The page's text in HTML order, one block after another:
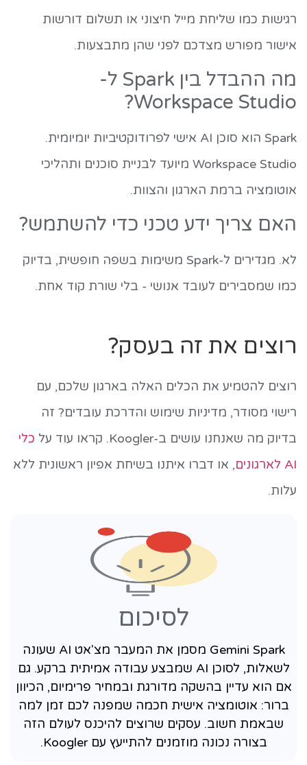
רגישות כמו שליחת מייל חיצוני או תשלום דורשות
אישור מפורש מצדכם לפני שהן מתבצעות.
מה ההבדל בין Spark ל-
Workspace Studio?
Spark הוא סוכן AI אישי לפרודוקטיביות יומיומית.
Workspace Studio מיועד לבניית סוכנים ותהליכי
אוטומציה ברמת הארגון והצוות.
האם צריך ידע טכני כדי להשתמש?
לא. מגדירים ל-Spark משימות בשפה חופשית, בדיוק
כמו שמסבירים לעובד אנושי - בלי שורת קוד אחת.
רוצים את זה בעסק?
רוצים להטמיע את הכלים האלה בארגון שלכם, עם
רישוי מסודר, מדיניות שימוש והדרכת עובדים? זה
בדיוק מה שאנחנו עושים ב-Koogler. קראו עוד על
כלי
AI לארגונים
, או דברו איתנו בשיחת אפיון ראשונית ללא
עלות.
לסיכום
Gemini Spark מסמן את המעבר מצ'אט AI שעונה
לשאלות, לסוכן AI שמבצע עבודה אמיתית ברקע. גם
אם הוא עדיין בהשקה מדורגת ובמחיר פרימיום, הכיוון
ברור: אוטומציה אישית חכמה שמפנה לכם זמן למה
שבאמת חשוב. עסקים שרוצים להיכנס לעולם הזה
בצורה נכונה מוזמנים להתייעץ עם Koogler.